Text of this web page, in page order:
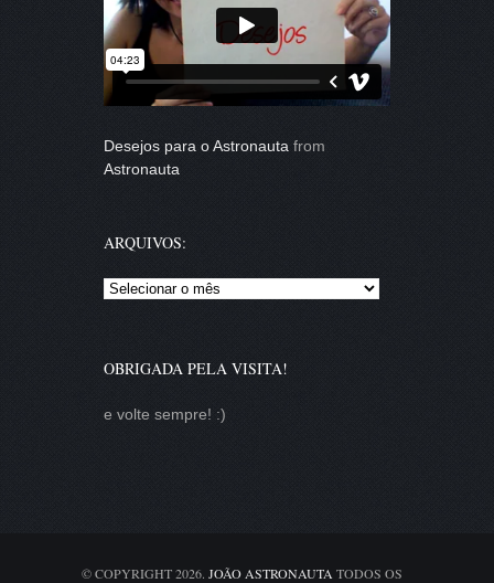
Desejos para o Astronauta from
Astronauta
ARQUIVOS:
Arquivos:
OBRIGADA PELA VISITA!
e volte sempre! :)
© COPYRIGHT 2026. JOÃO ASTRONAUTA TODOS OS